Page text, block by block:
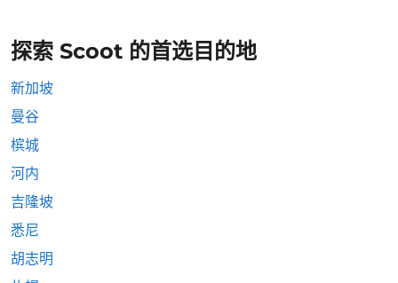
探索 Scoot 的首选目的地
新加坡
曼谷
槟城
河内
吉隆坡
悉尼
胡志明